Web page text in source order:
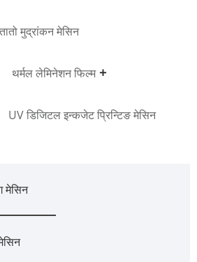
तातो मुद्रांकन मेसिन
थर्मल लेमिनेशन फिल्म
UV डिजिटल इन्कजेट प्रिन्टिङ मेसिन
मेसिन